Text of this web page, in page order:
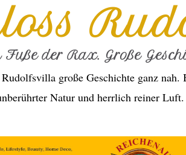
der Rax. Große
große Geschichte ganz
Natur und herrlich reiner Luft.